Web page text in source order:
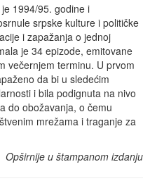
1994/95. godine i
srpske kulture i političke
i zapažanja o jednoj
je 34 epizode, emitovane
večernjem terminu. U prvom
da bi u sledećim
i bila podignuta na nivo
do obožavanja, o čemu
mrežama i traganje za
Opširnije u štampanom izdanju